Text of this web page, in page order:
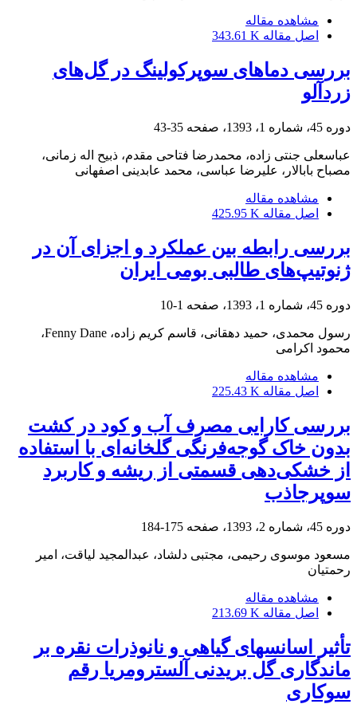
مشاهده مقاله
اصل مقاله 343.61 K
بررسی دماهای سوپرکولینگ در گل‌های
زردآلو
دوره 45، شماره 1، 1393، صفحه 35-43
عباسعلی جنتی زاده، محمدرضا فتاحی مقدم، ذبیح اله زمانی،
مصباح بابالار، علیرضا عباسی، محمد عابدینی اصفهانی
مشاهده مقاله
اصل مقاله 425.95 K
بررسی رابطه بین عملکرد و اجزای آن در
ژنوتیپ‌های طالبی بومی ایران
دوره 45، شماره 1، 1393، صفحه 1-10
رسول محمدی، حمید دهقانی، قاسم کریم زاده، Fenny Dane،
محمود اکرامی
مشاهده مقاله
اصل مقاله 225.43 K
بررسی کارایی مصرف آب و کود در کشت
بدون خاک گوجه‌‏‌فرنگی گلخانه‏‌ای با استفاده
از خشکی‏‌دهی قسمتی از ریشه و کاربرد
سوپرجاذب
دوره 45، شماره 2، 1393، صفحه 175-184
مسعود موسوی رحیمی، مجتبی دلشاد، عبدالمجید لیاقت، امیر
رحمتیان
مشاهده مقاله
اصل مقاله 213.69 K
تأثیر اسانس‏های گیاهی و نانوذرات نقره بر
ماندگاری گل ‏بریدنی آلسترومریا رقم
سوکاری